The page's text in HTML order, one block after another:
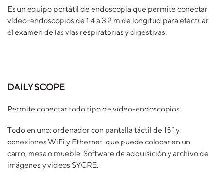
Es un equipo portátil de endoscopia que permite conectar
vídeo-endoscopios de 1.4 a 3.2 m de longitud para efectuar
el examen de las vías respiratorias y digestivas.
DAILY SCOPE
Permite conectar todo tipo de vídeo-endoscopios.
Todo en uno: ordenador con pantalla táctil de 15´´ y
conexiones WiFi y Ethernet que puede colocar en un
carro, mesa o mueble. Software de adquisición y archivo de
imágenes y videos SYCRE.